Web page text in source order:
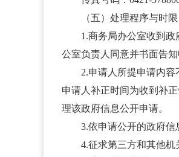
（五）处理程序与时限
1.商务局办公室收到政府
公室负责人同意并书面告
2.申请人所提申请内容不
申请人补正时间为收到补
理该政府信息公开申请。
3.依申请公开的政府信息
4.征求第三方和其他机关